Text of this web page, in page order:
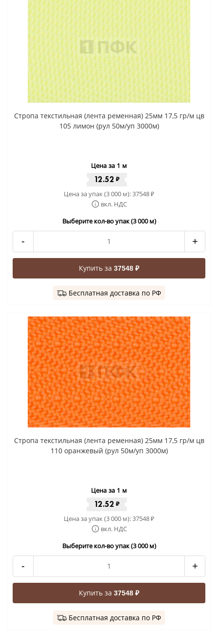
Стропа текстильная (лента ременная) 25мм 17,5 гр/м цв
105 лимон (рул 50м/уп 3000м)
Цена за 1 м
12.52 ₽
Цена за упак (3 000 м):37548₽
вкл. НДС
Выберите кол-во упак (3 000 м)
- +
Купить за 37548 ₽
Бесплатная доставка по РФ
Стропа текстильная (лента ременная) 25мм 17,5 гр/м цв
110 оранжевый (рул 50м/уп 3000м)
Цена за 1 м
12.52 ₽
Цена за упак (3 000 м):37548₽
вкл. НДС
Выберите кол-во упак (3 000 м)
- +
Купить за 37548 ₽
Бесплатная доставка по РФ